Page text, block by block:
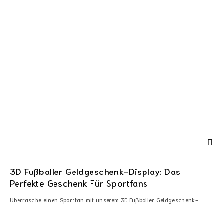
3D Fußballer Geldgeschenk-Display: Das
Perfekte Geschenk Für Sportfans
Überrasche einen Sportfan mit unserem 3D Fußballer Geldgeschenk-